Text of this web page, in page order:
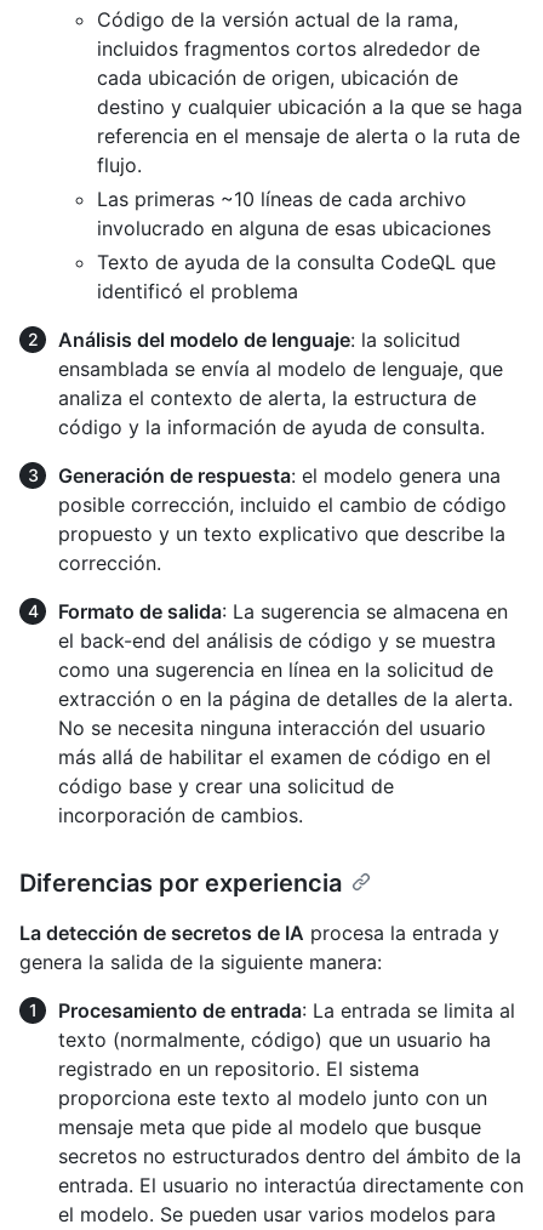
Código de la versión actual de la rama,
incluidos fragmentos cortos alrededor de
cada ubicación de origen, ubicación de
destino y cualquier ubicación a la que se haga
referencia en el mensaje de alerta o la ruta de
flujo.
Las primeras ~10 líneas de cada archivo
involucrado en alguna de esas ubicaciones
Texto de ayuda de la consulta CodeQL que
identificó el problema
Análisis del modelo de lenguaje: la solicitud
ensamblada se envía al modelo de lenguaje, que
analiza el contexto de alerta, la estructura de
código y la información de ayuda de consulta.
Generación de respuesta: el modelo genera una
posible corrección, incluido el cambio de código
propuesto y un texto explicativo que describe la
corrección.
Formato de salida: La sugerencia se almacena en
el back-end del análisis de código y se muestra
como una sugerencia en línea en la solicitud de
extracción o en la página de detalles de la alerta.
No se necesita ninguna interacción del usuario
más allá de habilitar el examen de código en el
código base y crear una solicitud de
incorporación de cambios.
Diferencias por experiencia
La detección de secretos de IA procesa la entrada y
genera la salida de la siguiente manera:
Procesamiento de entrada: La entrada se limita al
texto (normalmente, código) que un usuario ha
registrado en un repositorio. El sistema
proporciona este texto al modelo junto con un
mensaje meta que pide al modelo que busque
secretos no estructurados dentro del ámbito de la
entrada. El usuario no interactúa directamente con
el modelo. Se pueden usar varios modelos para